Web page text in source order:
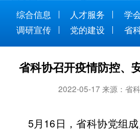
综合信息 人才服务 学
调研宣传
党的建设 省
省科协召开疫情防控、
2022-05-17 来源：省
5月16日，省科协党组成